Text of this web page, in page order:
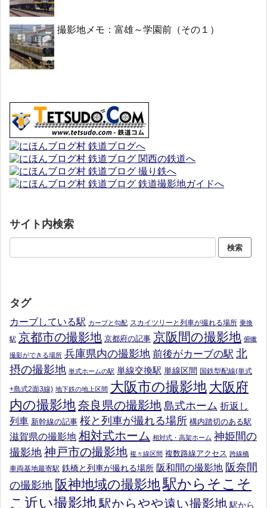
撮影地メモ：富雄～学園前（その１）
サイト内検索
タグ
カーブしている駅 カーブと勾配 スカイツリーと列車が撮れる場所 乗換
駅 京都市の撮影地 京都府の記事 京阪間の撮影地 俯瞰
撮影ができる場所 兵庫県内の撮影地 前後がカーブの駅 北
摂の撮影地 単式ホームの駅 単線交換駅 単線区間 国鉄型配線(単式
+島式2面3線) 地下鉄の地上区間 大阪市の撮影地 大阪府
内の撮影地奈良県の撮影地 島式ホーム 折返し
列車 新幹線の記事 桜と列車が撮れる場所 構内踏切のある駅
滋賀県の撮影地 相対式ホーム 相対式・高架ホーム 神姫間の
撮影地神戸市の撮影地 複々線区間 複数路線アクセス 跨線橋
車両基地最寄駅 鉄橋と列車が撮れる場所 阪和間の撮影地 阪奈間
の撮影地 阪神地域の撮影地駅からそこそ
こ近い撮影地駅からやや遠い撮影地 駅から